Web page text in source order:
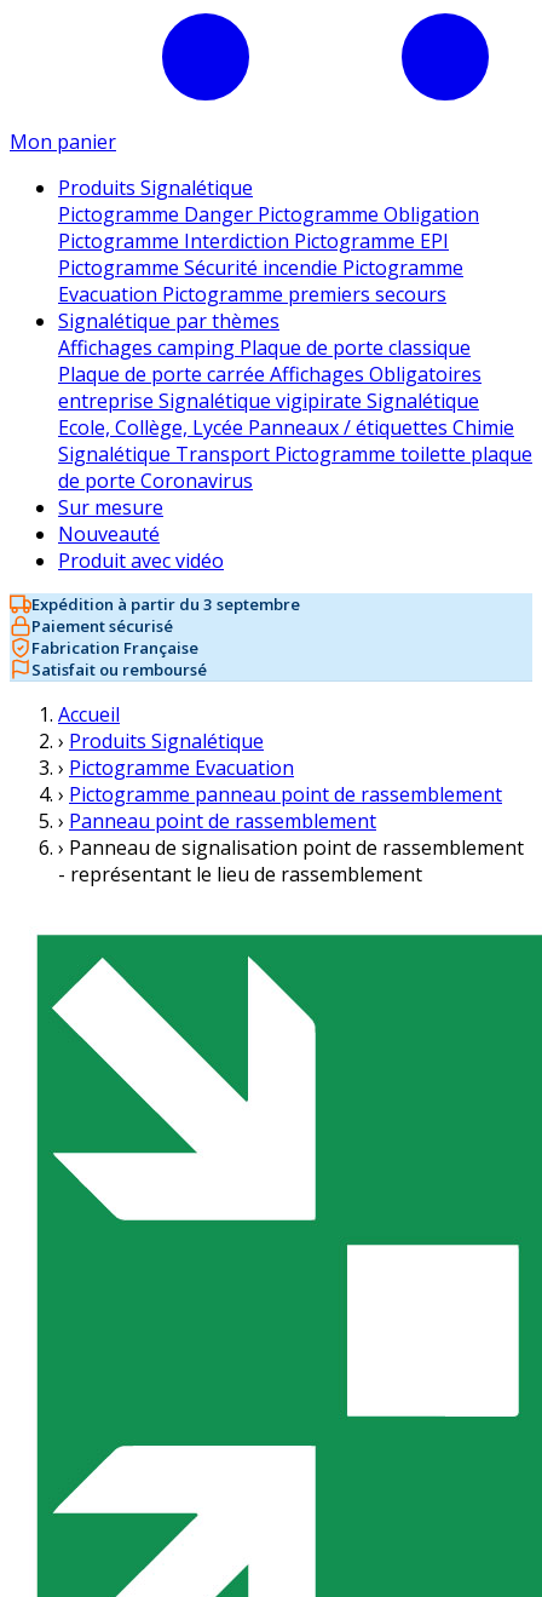
Mon panier
Produits Signalétique
Pictogramme Danger Pictogramme Obligation
Pictogramme Interdiction Pictogramme EPI
Pictogramme Sécurité incendie Pictogramme
Evacuation Pictogramme premiers secours
Signalétique par thèmes
Affichages camping Plaque de porte classique
Plaque de porte carrée Affichages Obligatoires
entreprise Signalétique vigipirate Signalétique
Ecole, Collège, Lycée Panneaux / étiquettes Chimie
Signalétique Transport Pictogramme toilette plaque
de porte Coronavirus
Sur mesure
Nouveauté
Produit avec vidéo
Expédition à partir du 3 septembre
Paiement sécurisé
Fabrication Française
Satisfait ou remboursé
Accueil
› Produits Signalétique
› Pictogramme Evacuation
› Pictogramme panneau point de rassemblement
› Panneau point de rassemblement
› Panneau de signalisation point de rassemblement
- représentant le lieu de rassemblement